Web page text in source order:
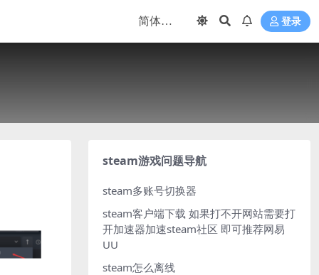
登录
steam游戏问题导航
steam多账号切换器
steam客户端下载 如果打不开网站需要打
开加速器加速steam社区 即可推荐网易
UU
steam怎么离线